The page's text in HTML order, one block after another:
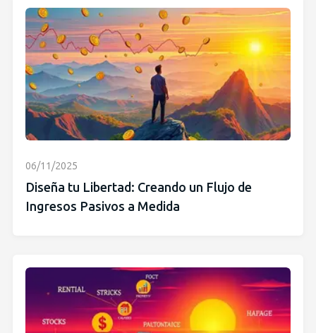
06/11/2025
Diseña tu Libertad: Creando un Flujo de
Ingresos Pasivos a Medida